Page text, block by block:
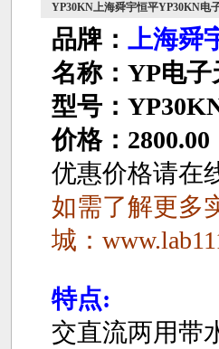
YP30KN上海舜宇恒平YP30KN电
品牌： 上海舜
名称：YP电子
型号：
价格：2800.00
优惠价格请在
如需了解更多
城：
特点:
交直流两用带